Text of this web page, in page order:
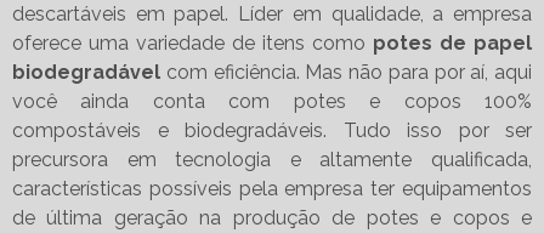
descartáveis em papel. Líder em qualidade, a empresa
oferece uma variedade de itens como potes de papel
biodegradável com eficiência. Mas não para por aí, aqui
você ainda conta com potes e copos 100%
compostáveis e biodegradáveis. Tudo isso por ser
precursora em tecnologia e altamente qualificada,
características possíveis pela empresa ter equipamentos
de última geração na produção de potes e copos e